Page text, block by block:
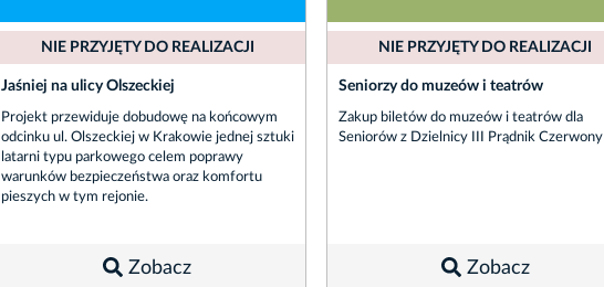
NIE PRZYJĘTY DO REALIZACJI
Jaśniej na ulicy Olszeckiej
Projekt przewiduje dobudowę na końcowym
odcinku ul. Olszeckiej w Krakowie jednej sztuki
latarni typu parkowego celem poprawy
warunków bezpieczeństwa oraz komfortu
pieszych w tym rejonie.
Zobacz
NIE PRZYJĘTY DO REALIZACJI
Seniorzy do muzeów i teatrów
Zakup biletów do muzeów i teatrów dla
Seniorów z Dzielnicy III Prądnik Czerwony
Zobacz